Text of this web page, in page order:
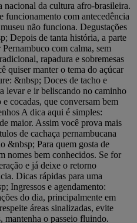
nacional da cultura afro-brasileira.
funcionamento com antecedência
não funciona. Degustações
Depois de tanta história, a parte
com calma, sem
rapadura e sobremesas
quiser manter o tema do açúcar
&nbsp; Doces de tacho e
levar e ir beliscando no caminho
cocadas, que conversam bem
A dica aqui é simples:
maior. Assim você prova mais
de cachaça pernambucana
&nbsp; Para quem gosta de
nomes bem conhecidos. Se for
e já deixe o retorno
Dicas rápidas para uma
Ingressos e agendamento:
do dia, principalmente em
áreas sinalizadas, evite
mantenha o passeio fluindo.